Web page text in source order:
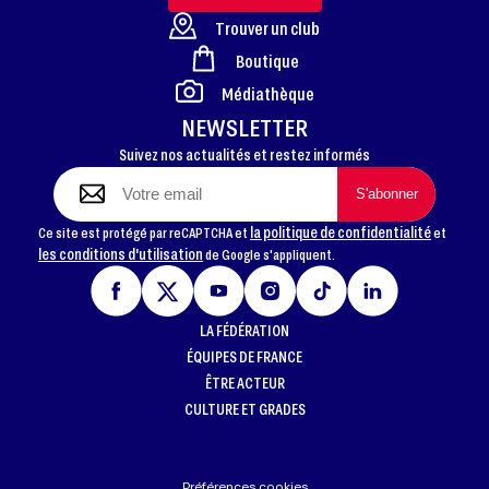
FOOTER
NEWSLETTER
Suivez nos actualités et restez informés
Ce site est protégé par reCAPTCHA et la politique de confidentialitéet
les conditions d'utilisationde Google s'appliquent.
Trouver un club
Boutique
Médiathèque
LA FÉDÉRATION
ÉQUIPES DE FRANCE
ÊTRE ACTEUR
CULTURE ET GRADES
Préférences cookies